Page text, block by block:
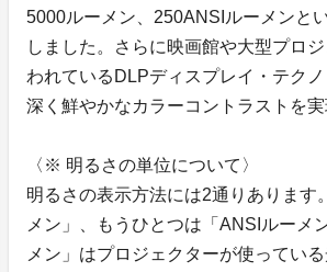
5000ルーメン、250ANSIルーメンと
しました。さらに映画館や大型プロ
われているDLPディスプレイ・テクノ
深く鮮やかなカラーコントラストを実
〈※ 明るさの単位について〉
明るさの表示方法には2通りあります
メン」、もうひとつは「ANSIルーメ
メン」はプロジェクターが使ってい